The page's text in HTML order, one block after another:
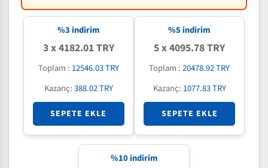
%3 indirim
3 x 4182.01 TRY
Toplam : 12546.03 TRY
Kazanç:388.02 TRY
SEPETE EKLE
%5 indirim
5 x 4095.78 TRY
Toplam :20478.92 TRY
Kazanç: 1077.83 TRY
SEPETE EKLE
%10indirim